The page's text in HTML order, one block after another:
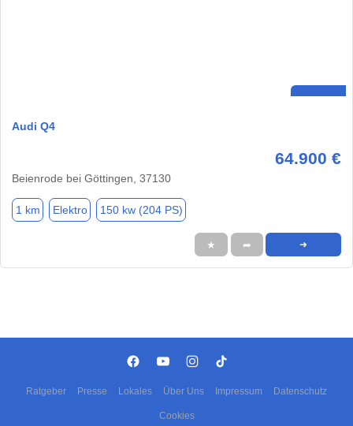
Audi Q4
64.900 €
Beienrode bei Göttingen, 37130
1 km Elektro 150 kw (204 PS)
★ ➦ ➜
Ratgeber Presse Lokales Über Uns Impressum Datenschutz
Cookies